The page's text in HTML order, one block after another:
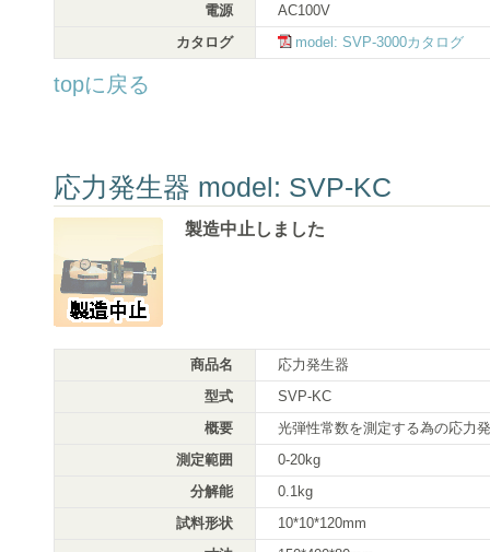
電源
AC100V
カタログ
model: SVP-3000カタログ
topに戻る
応力発生器 model: SVP-KC
製造中止しました
商品名
応力発生器
型式
SVP-KC
概要
光弾性常数を測定する為の応力
測定範囲
0-20kg
分解能
0.1kg
試料形状
10*10*120mm